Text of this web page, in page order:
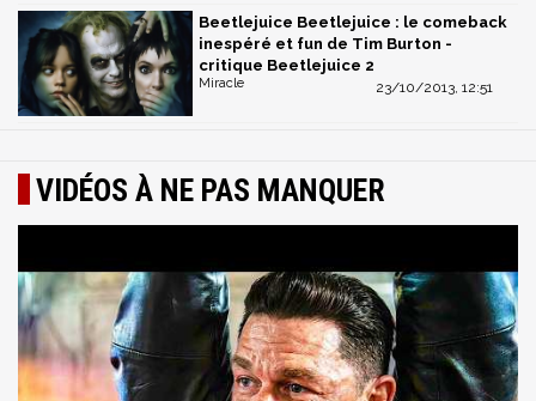
Beetlejuice Beetlejuice : le comeback
inespéré et fun de Tim Burton -
critique Beetlejuice 2
23/10/2013, 12:51
Miracle
VIDÉOS À NE PAS MANQUER